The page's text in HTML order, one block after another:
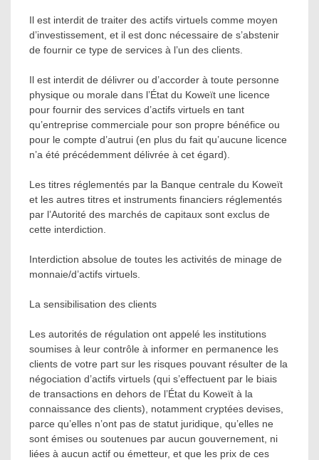
Il est interdit de traiter des actifs virtuels comme moyen
d’investissement, et il est donc nécessaire de s’abstenir
de fournir ce type de services à l’un des clients.
Il est interdit de délivrer ou d’accorder à toute personne
physique ou morale dans l’État du Koweït une licence
pour fournir des services d’actifs virtuels en tant
qu’entreprise commerciale pour son propre bénéfice ou
pour le compte d’autrui (en plus du fait qu’aucune licence
n’a été précédemment délivrée à cet égard).
Les titres réglementés par la Banque centrale du Koweït
et les autres titres et instruments financiers réglementés
par l’Autorité des marchés de capitaux sont exclus de
cette interdiction.
Interdiction absolue de toutes les activités de minage de
monnaie/d’actifs virtuels.
La sensibilisation des clients
Les autorités de régulation ont appelé les institutions
soumises à leur contrôle à informer en permanence les
clients de votre part sur les risques pouvant résulter de la
négociation d’actifs virtuels (qui s’effectuent par le biais
de transactions en dehors de l’État du Koweït à la
connaissance des clients), notamment cryptées devises,
parce qu’elles n’ont pas de statut juridique, qu’elles ne
sont émises ou soutenues par aucun gouvernement, ni
liées à aucun actif ou émetteur, et que les prix de ces